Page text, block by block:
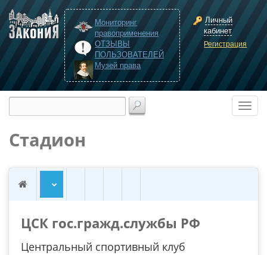
Мониторинг
правоприменения
ОТЗЫВЫ
ПОЛЬЗОВАТЕЛЕЙ
Музей права
Личный
кабинет
Регистрация
Стадион
ЦСК гос.гражд.службы РФ
Центральный спортивный клуб